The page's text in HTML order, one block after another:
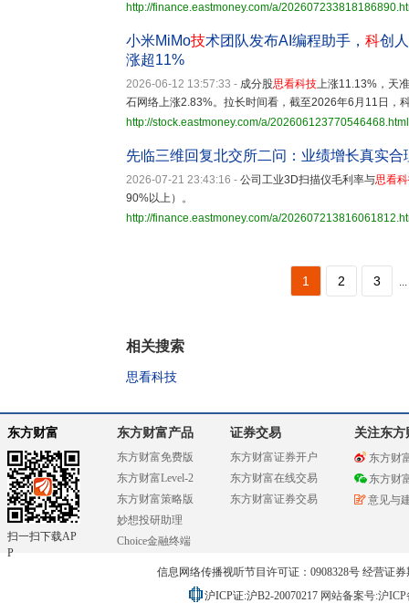
http://finance.eastmoney.com/a/
小米MiMo技术团队发布AI编程助手， 科创
涨超11%
2026-06-12 13:57:33 - 成分股思看科技上涨11.13%，天
石网络上涨2.83%。拉长时间看，截至2026年6月11日，
http://stock.eastmoney.com/a/202606123770546468.html
先临三维回复北交所二问：业绩增长真实
2026-07-21 23:43:16 - 公司工业3D扫描仪毛利率与思看
90%以上）。
http://finance.eastmoney.com/a/
1 2 3 ...
相关搜索
思看科技
东方财富
扫一扫下载AP
P
东方财富产品
东方财富免费版
东方财富Level-2
东方财富策略版
妙想投研助理
Choice金融终端
证券交易
东方财富证券开户
东方财富在线交易
东方财富证券交易
关注东方
东方财
东方财
意见与
信息网络传播视听节目许可证：0908328号 经营证
沪ICP证:沪B2-20070217 网站备案号:沪